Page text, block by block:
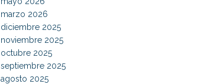
marzo 2026
diciembre 2025
noviembre 2025
octubre 2025
septiembre 2025
agosto 2025